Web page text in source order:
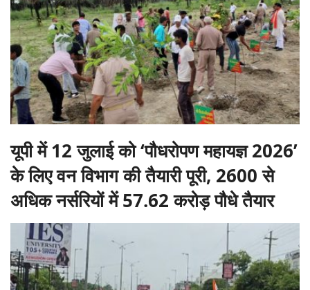
यूपी में 12 जुलाई को ‘पौधरोपण महायज्ञ 2026’
के लिए वन विभाग की तैयारी पूरी, 2600 से
अधिक नर्सरियों में 57.62 करोड़ पौधे तैयार